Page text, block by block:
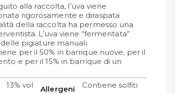
alla raccolta, l’uva viene
rigorosamente e diraspata
della raccolta ha permesso una
L’uva viene “fermentata”
pigiature manuali.
per il 50% in barrique nuove, per il
e per il 15% in barrique di un
13% vol Allergeni Contiene solfiti